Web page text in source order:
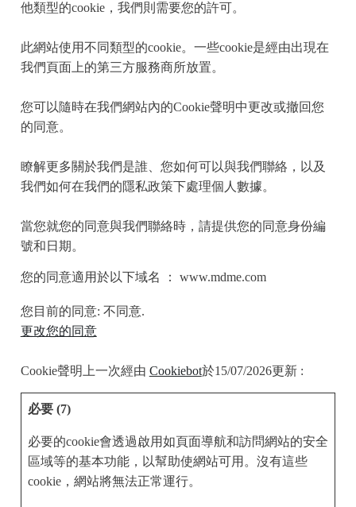
他類型的cookie，我們則需要您的許可。
此網站使用不同類型的cookie。一些cookie是經由出現在
我們頁面上的第三方服務商所放置。
您可以隨時在我們網站內的Cookie聲明中更改或撤回您
的同意。
瞭解更多關於我們是誰、您如何可以與我們聯絡，以及
我們如何在我們的隱私政策下處理個人數據。
當您就您的同意與我們聯絡時，請提供您的同意身份編
號和日期。
您的同意適用於以下域名 ： www.mdme.com
您目前的同意: 不同意.
更改您的同意
Cookie聲明上一次經由 Cookiebot於15/07/2026更新 :
必要 (7)
必要的cookie會透過啟用如頁面導航和訪問網站的安全
區域等的基本功能，以幫助使網站可用。沒有這些
cookie，網站將無法正常運行。